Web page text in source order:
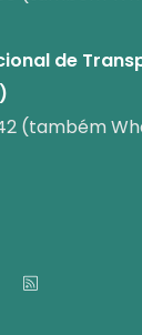
de
(também